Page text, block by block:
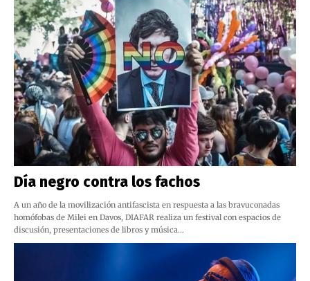
Día negro contra los fachos
A un año de la movilización antifascista en respuesta a las bravuconadas
homófobas de Milei en Davos, DIAFAR realiza un festival con espacios de
discusión, presentaciones de libros y música…